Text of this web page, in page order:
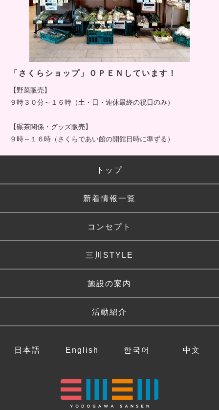
「さくらショップ」ＯＰＥＮしています！
【野菜販売】
９時３０分～１６時（土・日・連休最終の祝日のみ）
【碾茶関係・グッズ販売】
９時～１６時（さくらであい館の開館日時に準ずる）
トップ
新着情報一覧
コンセプト
三川STYLE
施設の案内
活動紹介
日本語 English 한국어 中文